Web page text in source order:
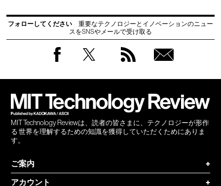
フォローしてください
重要なテクノロジーとイノベーションのニュー
スをSNSやメールで受け取る
MIT Technology Reviewは、読者の皆さまに、テクノロジーが形作
る 世界を理解するための知識を獲得していただくためにありま
す。
ご案内
+
アカウント
+